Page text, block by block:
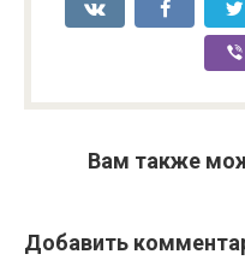
Вам также
Добавить